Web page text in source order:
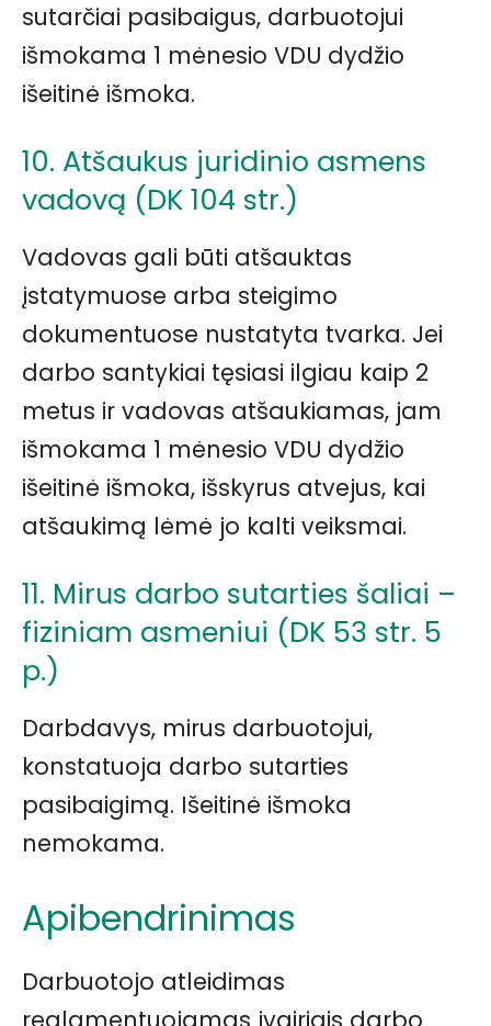
sutarčiai pasibaigus, darbuotojui
išmokama 1 mėnesio VDU dydžio
išeitinė išmoka.
10. Atšaukus juridinio asmens
vadovą (DK 104 str.)
Vadovas gali būti atšauktas
įstatymuose arba steigimo
dokumentuose nustatyta tvarka. Jei
darbo santykiai tęsiasi ilgiau kaip 2
metus ir vadovas atšaukiamas, jam
išmokama 1 mėnesio VDU dydžio
išeitinė išmoka, išskyrus atvejus, kai
atšaukimą lėmė jo kalti veiksmai.
11. Mirus darbo sutarties šaliai –
fiziniam asmeniui (DK 53 str. 5
p.)
Darbdavys, mirus darbuotojui,
konstatuoja darbo sutarties
pasibaigimą. Išeitinė išmoka
nemokama.
Apibendrinimas
Darbuotojo atleidimas